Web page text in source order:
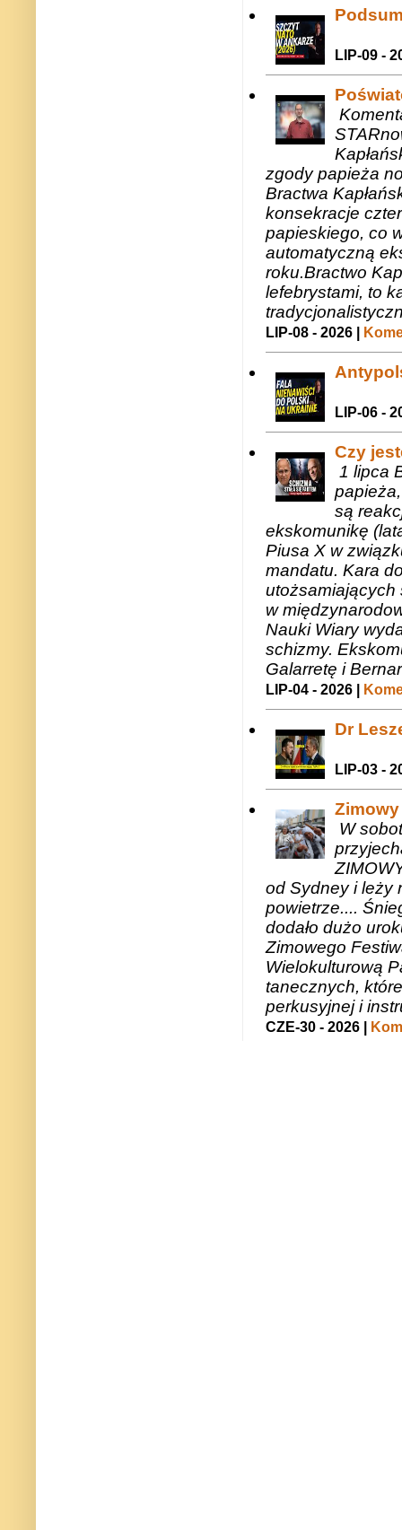
LIP-09 -
zgody papieża
Bractwa
konsekracje
papieskiego, co
automatyczną
roku.Bractwo
lefebrystami, to
LIP-08 - 2026 |
LIP-06 -
Czy
1 lipca
są
ekskomunikę
Piusa X w
mandatu. Kara
utożsamiających
w
Nauki Wiary
schizmy.
Galarretę i
LIP-04 - 2026 |
Dr
LIP-03 -
W
od Sydney i leży
powietrze....
dodało dużo
Zimowego
Wielokulturową
tanecznych,
perkusyjnej i
CZE-30 - 2026 |